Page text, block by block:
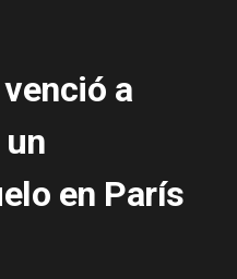
a
en París